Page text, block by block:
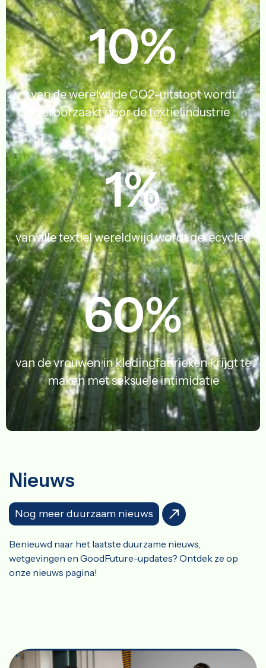
10%
van de werelwijde CO2-uitstoot wordt
veroorzaakt door de textielindustrie
1%
van alle textiel wereldwijd wordt gerecycled
60%
van de vrouwen in kledingfabrieken krijgt te
maken met seksuele intimidatie
Nieuws
Nog meer duurzaam nieuws
Benieuwd naar het laatste duurzame nieuws,
wetgevingen en GoodFuture-updates? Ontdek ze op
onze nieuws pagina!